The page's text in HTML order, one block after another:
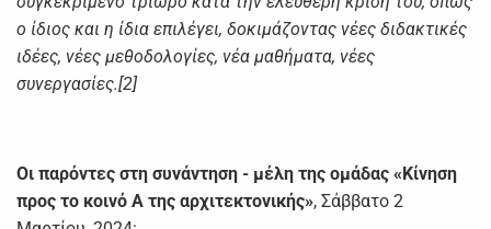
ο ίδιος και η ίδια επιλέγει, δοκιμάζοντας νέες διδακτικές
ιδέες, νέες μεθοδολογίες, νέα μαθήματα, νέες
συνεργασίες.[2]
Οι παρόντες στη συνάντηση - μέλη της ομάδας «Κίνηση
προς το κοινό Α της αρχιτεκτονικής», Σάββατο 2